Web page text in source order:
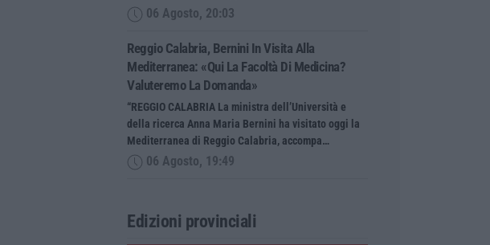
06 Agosto, 20:03
Reggio Calabria, Bernini In Visita Alla
Mediterranea: «Qui La Facoltà Di Medicina?
Valuteremo La Domanda»
“REGGIO CALABRIA La ministra dell’Università e
della ricerca Anna Maria Bernini ha visitato oggi la
Mediterranea di Reggio Calabria, accompa…
06 Agosto, 19:49
Edizioni provinciali